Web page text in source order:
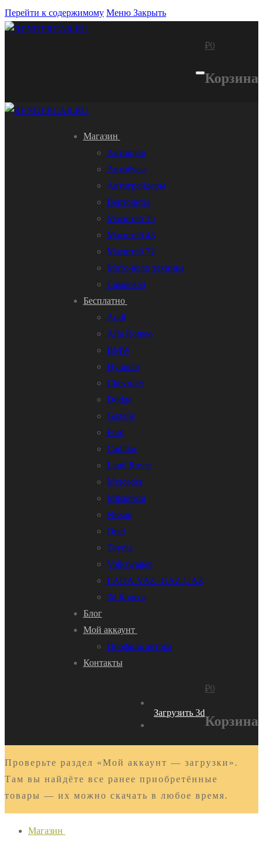
Перейти к содержимому Меню Закрыть
₽0
Корзина
Магазин
Автокран
Автобусы
Автогрейдеры
Вертолеты
Масштаб 35
Масштаб 43
Масштаб 72
Мото-вело техника
Самосвал
Бесплатно
Audi
Alfa Romeo
BMW
Hyundai
Chevrolet
Dodge
Gazelle
Ford
Cadillac
Land Rover
Mercedes
Mitsubishi
Nissan
Opel
Toyota
Volkswagen
LADA-VAZ- GAZ-UAZ
3d Колеса
Блог
Мой аккаунт
Профиль автора
Контакты
Загрузить 3d
₽0
Корзина
Проверьте раздел «Мой аккаунт — загрузки».
Там вы найдёте все ранее приобретённые
товары — их можно скачать в любое время.
Магазин